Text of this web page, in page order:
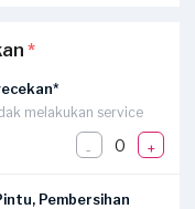
*
melakukan service
- 0 +
Pembersihan